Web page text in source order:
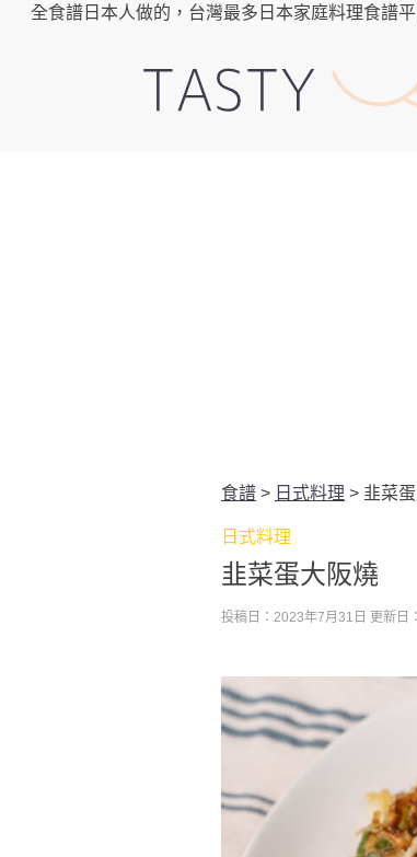
全食譜日本人做的，台灣最多日本家庭料理食譜
食譜 > 日式料理 > 韭菜
日式料理
韭菜蛋大阪燒
投稿日：2023年7月31日 更新日